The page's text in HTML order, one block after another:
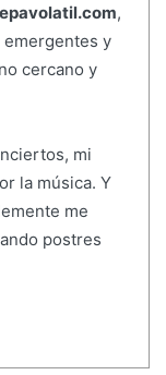
,
y
cercano y
mi
la música. Y
me
postres